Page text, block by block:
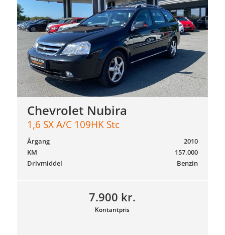
Chevrolet Nubira
1,6 SX A/C 109HK Stc
7.900 kr.
Kontantpris
2010
Årgang
157.000
KM
Benzin
Drivmiddel